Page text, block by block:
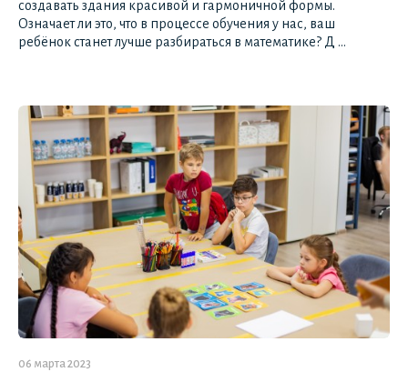
создавать здания красивой и гармоничной формы.
Означает ли это, что в процессе обучения у нас, ваш
ребёнок станет лучше разбираться в математике? Д ...
06 марта 2023